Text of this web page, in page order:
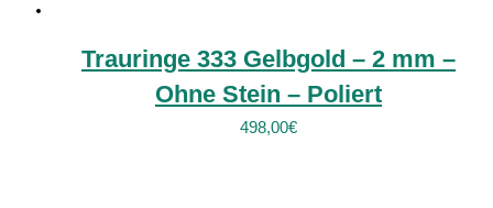
Trauringe 333 Gelbgold – 2 mm –
Ohne Stein – Poliert
498,00€